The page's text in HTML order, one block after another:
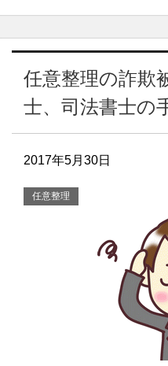
任意整理の詐欺
士、司法書士の
2017年5月30日
任意整理